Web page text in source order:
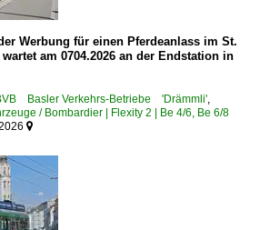
Werbung für einen Pferdeanlass im St.
am 0704.2026 an der Endstation in
Basler Verkehrs-Betriebe 'Drämmli',
/ Bombardier | Flexity 2 | Be 4/6, Be 6/8
